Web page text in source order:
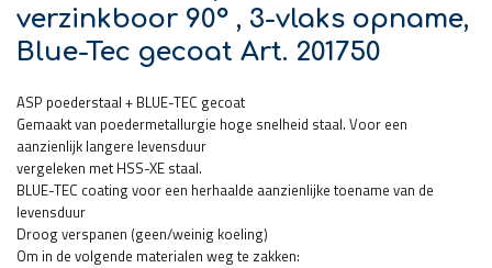
verzinkboor 90° , 3-vlaks opname,
Blue-Tec gecoat Art. 201750
ASP poederstaal + BLUE-TEC gecoat
Gemaakt van poedermetallurgie hoge snelheid staal. Voor een
aanzienlijk langere levensduur
vergeleken met HSS-XE staal.
BLUE-TEC coating voor een herhaalde aanzienlijke toename van de
levensduur
Droog verspanen (geen/weinig koeling)
Om in de volgende materialen weg te zakken: